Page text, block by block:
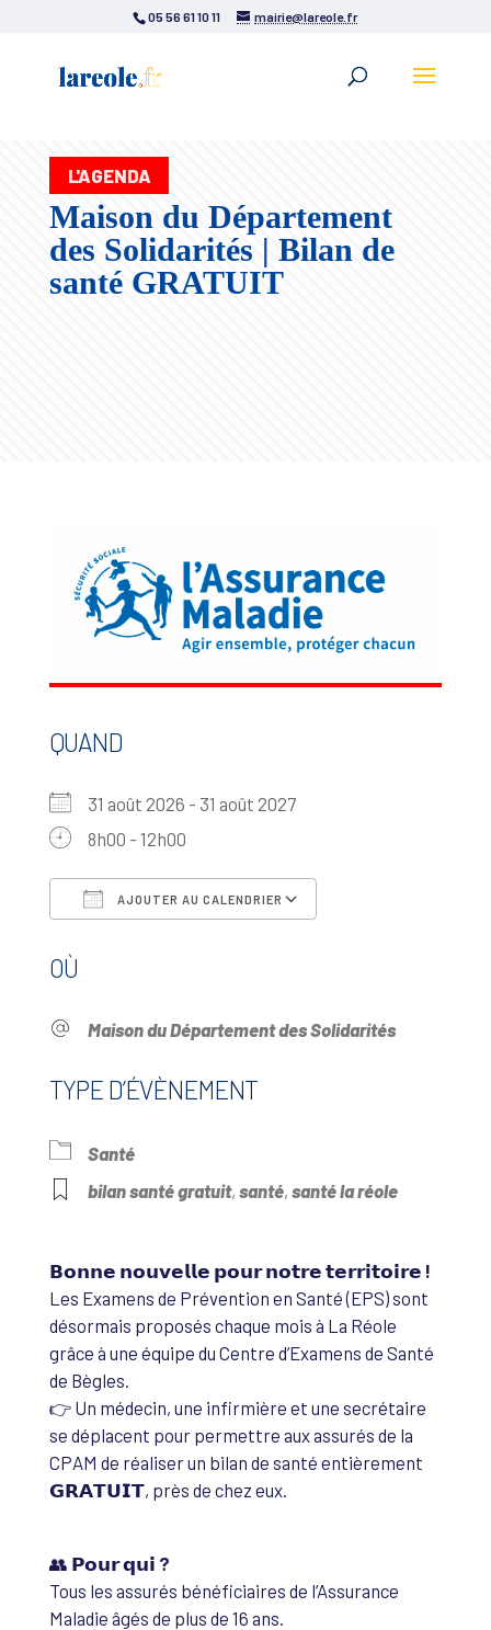
05 56 61 10 11 mairie@lareole.fr
L'AGENDA
Maison du Département
des Solidarités | Bilan de
santé GRATUIT
QUAND
31 août 2026 - 31 août 2027
8h00 - 12h00
AJOUTER AU CALENDRIER
OÙ
Maison du Département des Solidarités
TYPE D’ÉVÈNEMENT
Santé
bilan santé gratuit, santé, santé la réole
𝗕𝗼𝗻𝗻𝗲 𝗻𝗼𝘂𝘃𝗲𝗹𝗹𝗲 𝗽𝗼𝘂𝗿 𝗻𝗼𝘁𝗿𝗲 𝘁𝗲𝗿𝗿𝗶𝘁𝗼𝗶𝗿𝗲 !
Les Examens de Prévention en Santé (EPS) sont
désormais proposés chaque mois à La Réole
grâce à une équipe du Centre d’Examens de Santé
de Bègles.
👉 Un médecin, une infirmière et une secrétaire
se déplacent pour permettre aux assurés de la
CPAM de réaliser un bilan de santé entièrement
𝗚𝗥𝗔𝗧𝗨𝗜𝗧, près de chez eux.
👥 𝗣𝗼𝘂𝗿 𝗾𝘂𝗶 ?
Tous les assurés bénéficiaires de l’Assurance
Maladie âgés de plus de 16 ans.